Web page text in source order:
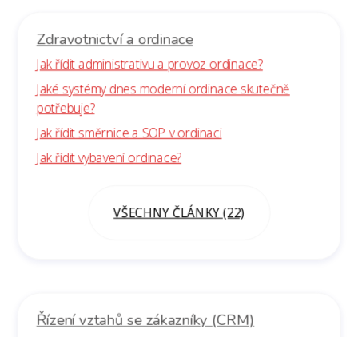
Zdravotnictví a ordinace
Jak řídit administrativu a provoz ordinace?
Jaké systémy dnes moderní ordinace skutečně
potřebuje?
Jak řídit směrnice a SOP v ordinaci
Jak řídit vybavení ordinace?
VŠECHNY ČLÁNKY (22)
Řízení vztahů se zákazníky (CRM)